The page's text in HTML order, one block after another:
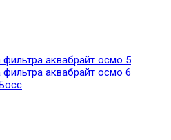
фильтра аквабрайт осмо 5
фильтра аквабрайт осмо 6